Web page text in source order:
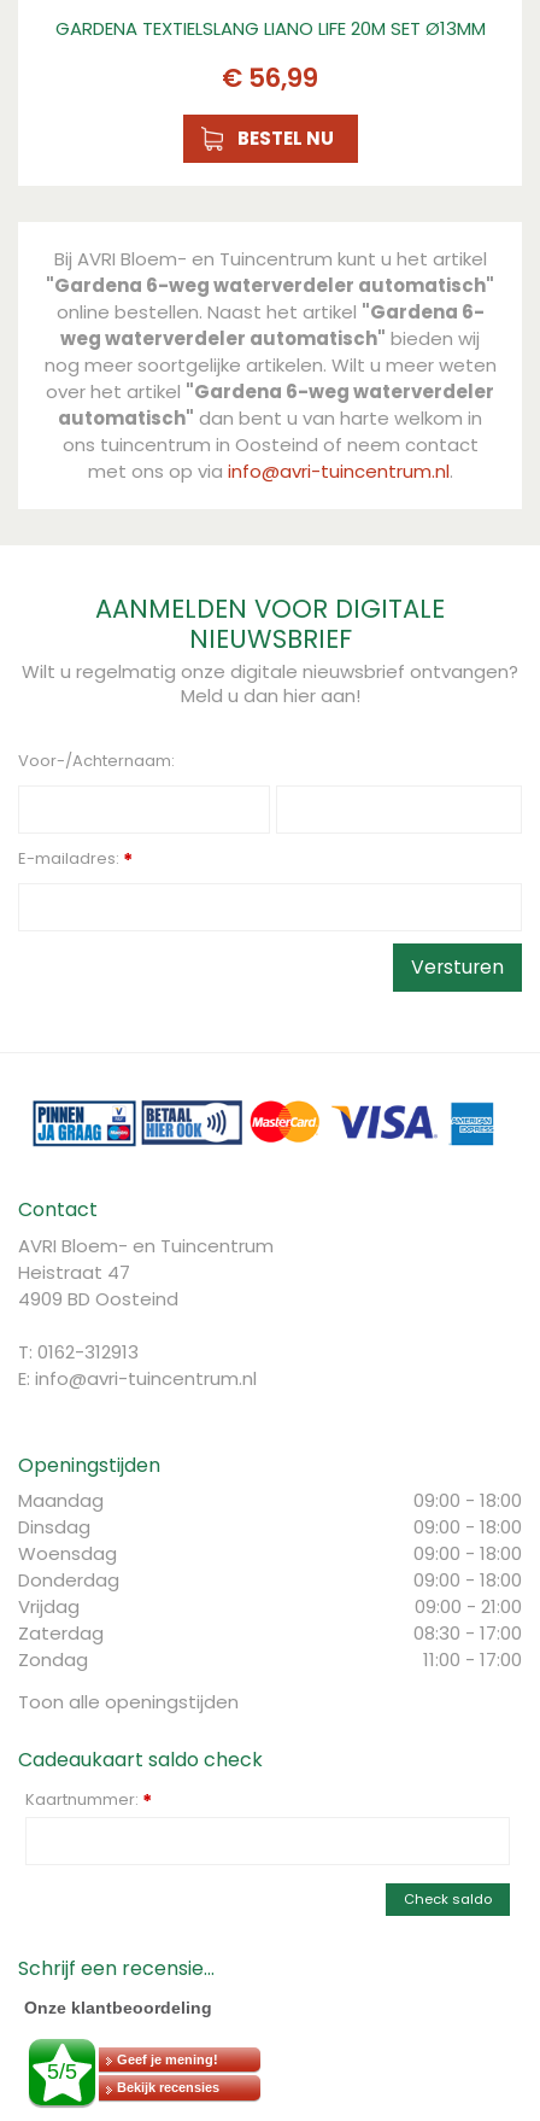
GARDENA TEXTIELSLANG LIANO LIFE 20M SET Ø13MM
€ 56,99
BESTEL NU
Bij AVRI Bloem- en Tuincentrum kunt u het artikel
"Gardena 6-weg waterverdeler automatisch"
online bestellen. Naast het artikel "Gardena 6-
weg waterverdeler automatisch" bieden wij
nog meer soortgelijke artikelen. Wilt u meer weten
over het artikel "Gardena 6-weg waterverdeler
automatisch" dan bent u van harte welkom in
ons tuincentrum in Oosteind of neem contact
met ons op via info@avri-tuincentrum.nl.
AANMELDEN VOOR DIGITALE
NIEUWSBRIEF
Wilt u regelmatig onze digitale nieuwsbrief ontvangen?
Meld u dan hier aan!
Voor-/Achternaam:
E-mailadres: *
Contact
AVRI Bloem- en Tuincentrum
Heistraat 47
4909 BD Oosteind
T: 0162-312913
E: info@avri-tuincentrum.nl
Openingstijden
Maandag
09:00 - 18:00
Dinsdag
09:00 - 18:00
Woensdag
09:00 - 18:00
Donderdag
09:00 - 18:00
Vrijdag
09:00 - 21:00
Zaterdag
08:30 - 17:00
Zondag
11:00 - 17:00
Toon alle openingstijden
Cadeaukaart saldo check
Kaartnummer: *
Check saldo
Schrijf een recensie...